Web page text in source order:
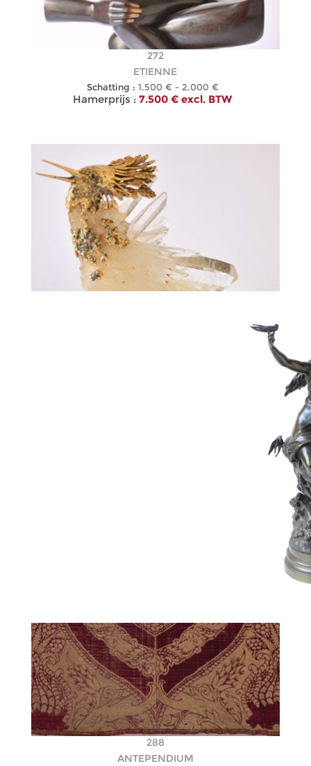
272
ETIENNE
Schatting : 1.500 € - 2.000 €
Hamerprijs : 7.500 € excl. BTW
288
ANTEPENDIUM